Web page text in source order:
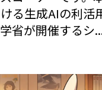
る生成AIの利活
省が開催するシ